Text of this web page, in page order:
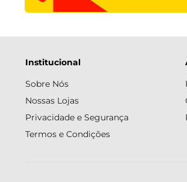
Institucional
Sobre Nós
Nossas Lojas
Privacidade e Segurança
Termos e Condições